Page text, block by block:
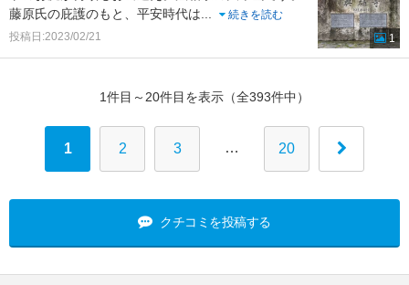
藤原氏の庇護のもと、平安時代は
続きを読む
投稿日:2023/02/21
1
1件目～20件目を表示（全393件中）
1 2 3 … 20
クチコミを投稿する